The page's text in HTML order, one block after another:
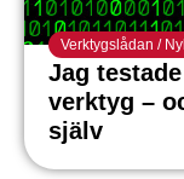
Verktygslådan /
Jag
verktyg –
själv